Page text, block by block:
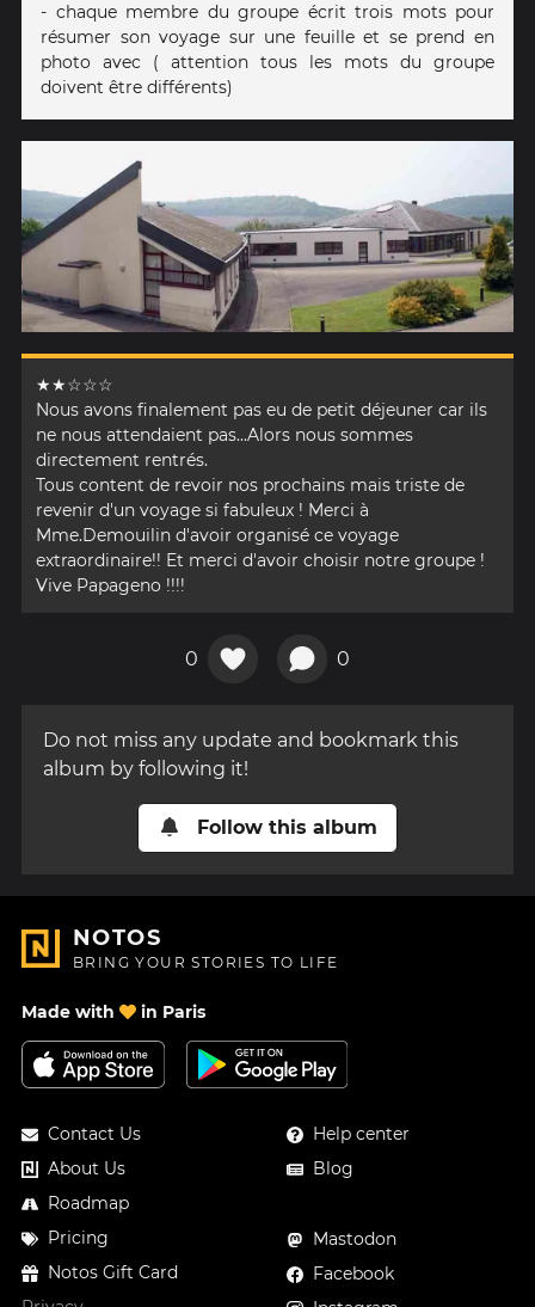
- chaque membre du groupe écrit trois mots pour
résumer son voyage sur une feuille et se prend en
photo avec ( attention tous les mots du groupe
doivent être différents)
★★☆☆☆
Nous avons finalement pas eu de petit déjeuner car ils
ne nous attendaient pas...Alors nous sommes
directement rentrés.
Tous content de revoir nos prochains mais triste de
revenir d'un voyage si fabuleux ! Merci à
Mme.Demouilin d'avoir organisé ce voyage
extraordinaire!! Et merci d'avoir choisir notre groupe !
Vive Papageno !!!!
0 0
Do not miss any update and bookmark this
album by following it!
Follow this album
NOTOS
BRING YOUR STORIES TO LIFE
Made with in Paris
Contact Us
About Us
Roadmap
Pricing
Notos Gift Card
Help center
Blog
Mastodon
Facebook